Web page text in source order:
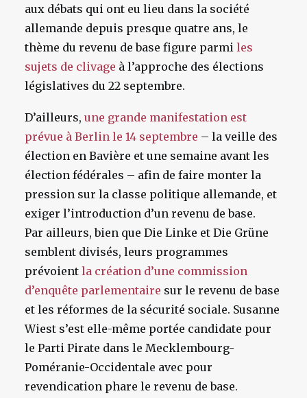
aux débats qui ont eu lieu dans la société
allemande depuis presque quatre ans, le
thème du revenu de base figure parmi les
sujets de clivage à l’approche des élections
législatives du 22 septembre.
D’ailleurs, une grande manifestation est
prévue à Berlin le 14 septembre – la veille des
élection en Bavière et une semaine avant les
élection fédérales – afin de faire monter la
pression sur la classe politique allemande, et
exiger l’introduction d’un revenu de base.
Par ailleurs, bien que Die Linke et Die Grüne
semblent divisés, leurs programmes
prévoient la création d’une commission
d’enquête parlementaire sur le revenu de base
et les réformes de la sécurité sociale. Susanne
Wiest s’est elle-même portée candidate pour
le Parti Pirate dans le Mecklembourg-
Poméranie-Occidentale avec pour
revendication phare le revenu de base.